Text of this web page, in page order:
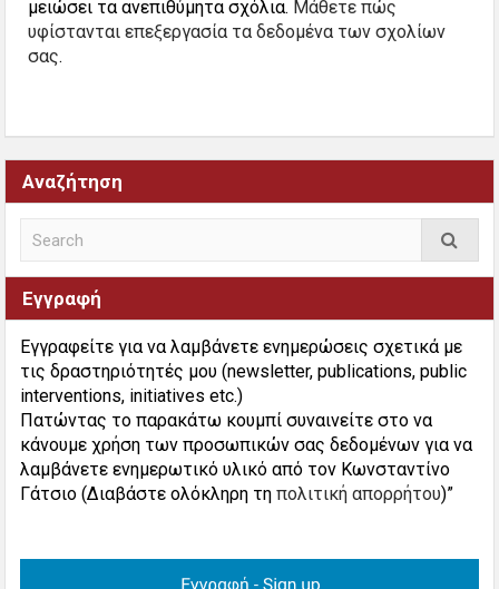
μειώσει τα ανεπιθύμητα σχόλια. Μάθετε πώς
υφίστανται επεξεργασία τα δεδομένα των σχολίων
σας.
Αναζήτηση
Εγγραφή
Εγγραφείτε για να λαμβάνετε ενημερώσεις σχετικά με
τις δραστηριότητές μου (newsletter, publications, public
interventions, initiatives etc.)
Πατώντας το παρακάτω κουμπί συναινείτε στο να
κάνουμε χρήση των προσωπικών σας δεδομένων για να
λαμβάνετε ενημερωτικό υλικό από τον Κωνσταντίνο
Γάτσιο (Διαβάστε ολόκληρη τηπολιτική απορρήτου)”